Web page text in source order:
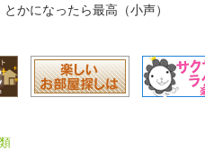
かになったら最高（小声）